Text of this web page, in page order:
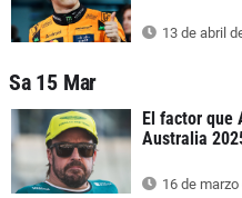
13 de abril
Sa 15 Mar
El factor que
Australia
16 de